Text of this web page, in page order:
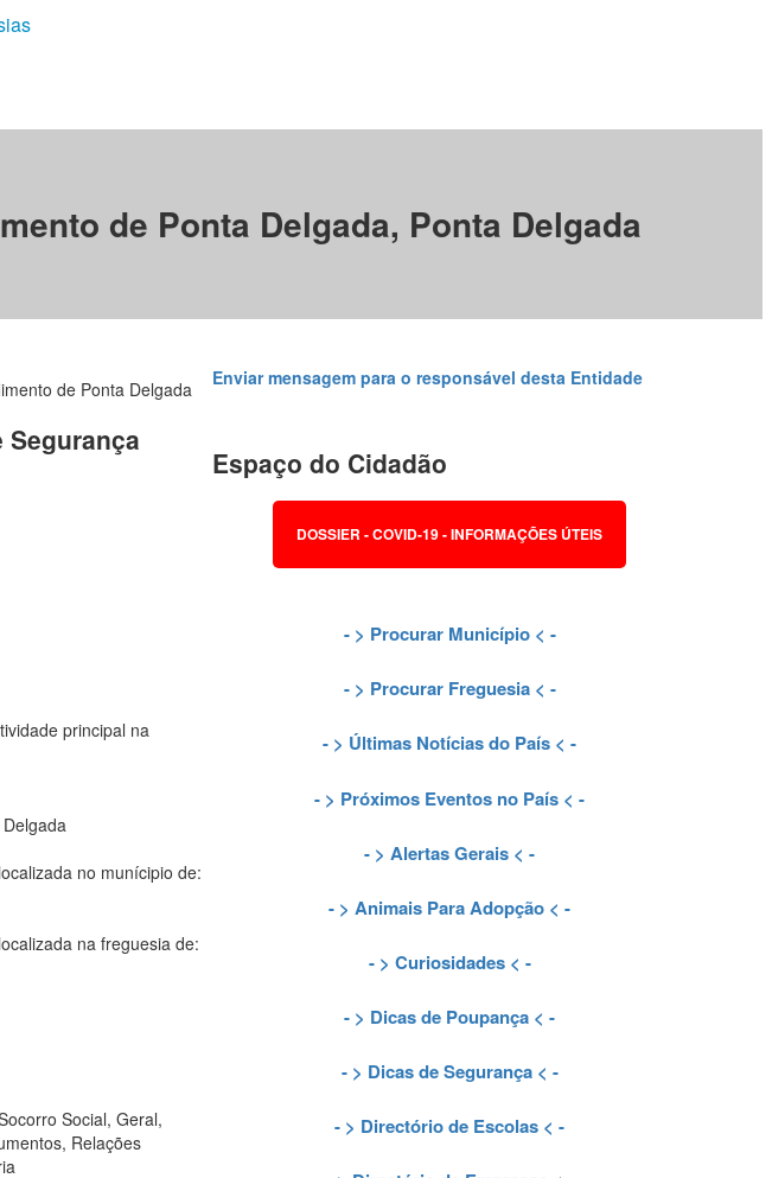
de Ponta Delgada, Ponta Delgada
de Ponta Delgada
principal na
no munícipio de:
na freguesia de:
Social, Geral,
Relações
Enviar mensagem para o responsável desta Entidade
Espaço do Cidadão
DOSSIER - COVID-19 - INFORMAÇÕES ÚTEIS
- > Procurar Município< -
- > Procurar Freguesia< -
- > Últimas Notícias do País < -
- > Próximos Eventos no País < -
- > Alertas Gerais < -
- > Animais Para Adopção < -
- > Curiosidades< -
- > Dicas de Poupança < -
- > Dicas de Segurança< -
- > Directório de Escolas < -